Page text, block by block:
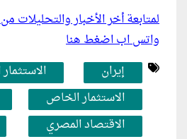
لمتابعة أخر الأخبار والتحليلات
واتس اب اضغط هنا
إيران
الاستثمار الخاص
الاقتصاد المصري